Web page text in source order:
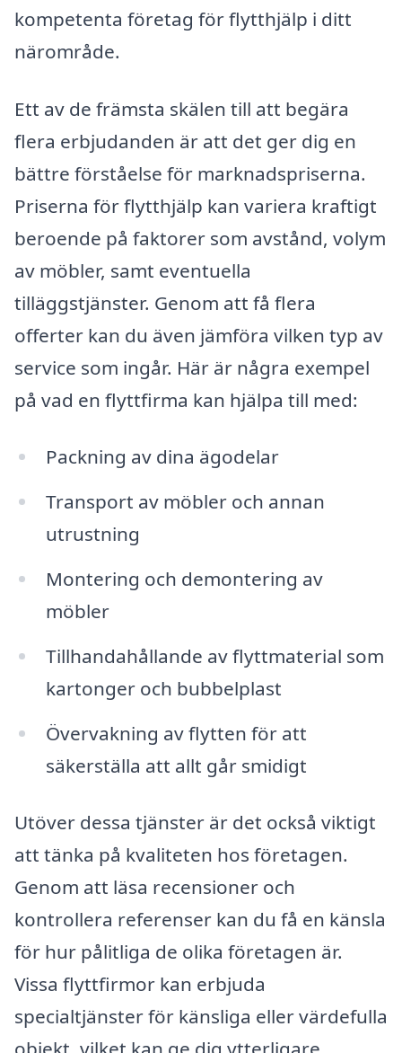
kompetenta företag för flytthjälp i ditt
närområde.
Ett av de främsta skälen till att begära
flera erbjudanden är att det ger dig en
bättre förståelse för marknadspriserna.
Priserna för flytthjälp kan variera kraftigt
beroende på faktorer som avstånd, volym
av möbler, samt eventuella
tilläggstjänster. Genom att få flera
offerter kan du även jämföra vilken typ av
service som ingår. Här är några exempel
på vad en flyttfirma kan hjälpa till med:
Packning av dina ägodelar
Transport av möbler och annan
utrustning
Montering och demontering av
möbler
Tillhandahållande av flyttmaterial som
kartonger och bubbelplast
Övervakning av flytten för att
säkerställa att allt går smidigt
Utöver dessa tjänster är det också viktigt
att tänka på kvaliteten hos företagen.
Genom att läsa recensioner och
kontrollera referenser kan du få en känsla
för hur pålitliga de olika företagen är.
Vissa flyttfirmor kan erbjuda
specialtjänster för känsliga eller värdefulla